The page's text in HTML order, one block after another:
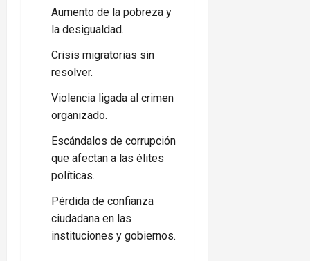
Aumento de la pobreza y
la desigualdad.
Crisis migratorias sin
resolver.
Violencia ligada al crimen
organizado.
Escándalos de corrupción
que afectan a las élites
políticas.
Pérdida de confianza
ciudadana en las
instituciones y gobiernos.